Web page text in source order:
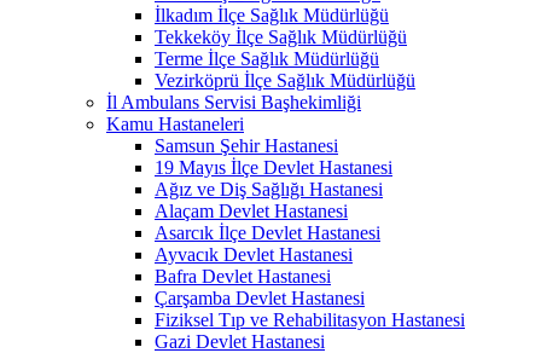
İlkadım İlçe Sağlık Müdürlüğü
Tekkeköy İlçe Sağlık Müdürlüğü
Terme İlçe Sağlık Müdürlüğü
Vezirköprü İlçe Sağlık Müdürlüğü
İl Ambulans Servisi Başhekimliği
Kamu Hastaneleri
Samsun Şehir Hastanesi
19 Mayıs İlçe Devlet Hastanesi
Ağız ve Diş Sağlığı Hastanesi
Alaçam Devlet Hastanesi
Asarcık İlçe Devlet Hastanesi
Ayvacık Devlet Hastanesi
Bafra Devlet Hastanesi
Çarşamba Devlet Hastanesi
Fiziksel Tıp ve Rehabilitasyon Hastanesi
Gazi Devlet Hastanesi